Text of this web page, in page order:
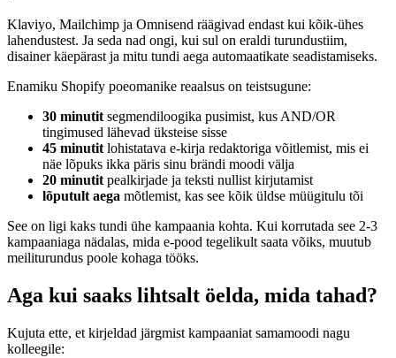
Klaviyo, Mailchimp ja Omnisend räägivad endast kui kõik-ühes
lahendustest. Ja seda nad ongi, kui sul on eraldi turundustiim,
disainer käepärast ja mitu tundi aega automaatikate seadistamiseks.
Enamiku Shopify poeomanike reaalsus on teistsugune:
30 minutitsegmendiloogika pusimist, kus AND/OR
tingimused lähevad üksteise sisse
45 minutitlohistatava e-kirja redaktoriga võitlemist, mis ei
näe lõpuks ikka päris sinu brändi moodi välja
20 minutitpealkirjade ja teksti nullist kirjutamist
lõputult aega mõtlemist, kas see kõik üldse müügitulu tõi
See on ligi kaks tundi ühe kampaania kohta. Kui korrutada see 2-3
kampaaniaga nädalas, mida e-pood tegelikult saata võiks, muutub
meiliturundus poole kohaga tööks.
Aga kui saaks lihtsalt öelda, mida tahad?
Kujuta ette, et kirjeldad järgmist kampaaniat samamoodi nagu
kolleegile: